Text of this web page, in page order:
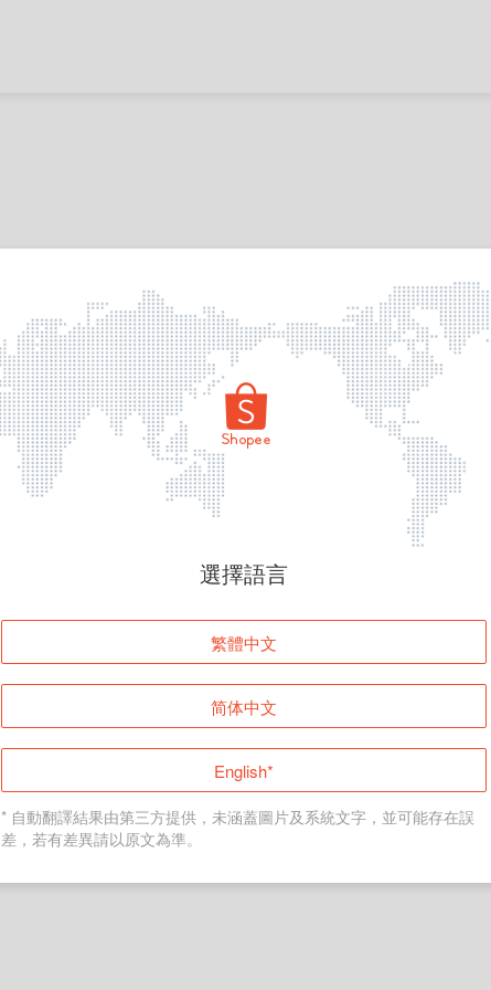
頁面無法顯示
登入
返回首頁
選擇語言
繁體中文
简体中文
English*
* 自動翻譯結果由第三方提供，未涵蓋圖片及系統文字，並可能存在誤
差，若有差異請以原文為準。